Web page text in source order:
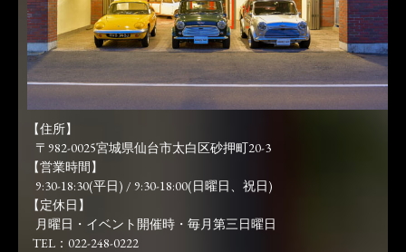
【住所】
〒982-0025宮城県仙台市太白区砂押町20-3
【営業時間】
9:30-18:30(平日) / 9:30-18:00(日曜日、祝日)
【定休日】
月曜日・イベント開催時・毎月第三日曜日
TEL：022-248-0222